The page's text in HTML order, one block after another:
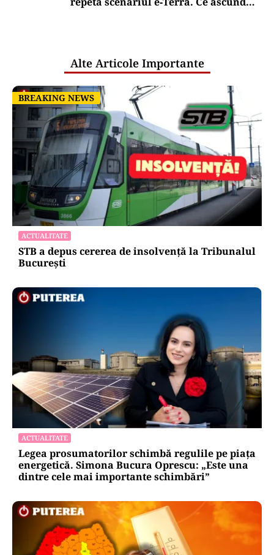
Alte Articole Importante
BREAKING NEWS
BREAKING NEWS
ACTUALITATE
STB a depus cererea de insolvență la Tribunalul
București
ACTUALITATE
Legea prosumatorilor schimbă regulile pe piața
energetică. Simona Bucura Oprescu: „Este una
dintre cele mai importante schimbări”